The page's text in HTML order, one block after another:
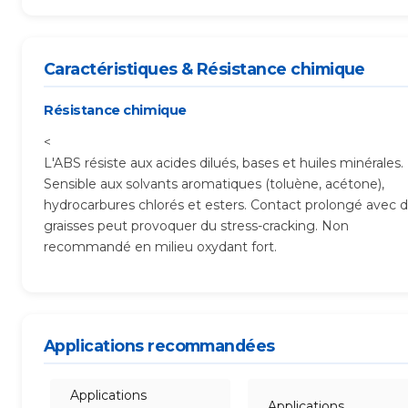
Caractéristiques & Résistance chimique
Résistance chimique
<
L'ABS résiste aux acides dilués, bases et huiles minérales.
Sensible aux solvants aromatiques (toluène, acétone),
hydrocarbures chlorés et esters. Contact prolongé avec
graisses peut provoquer du stress-cracking. Non
recommandé en milieu oxydant fort.
Applications recommandées
Applications